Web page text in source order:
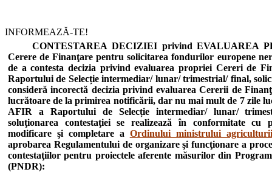
INFORMEAZĂ-TE!
CONTESTAREA DECIZIEI privind EVALUAREA
Cerere de Finanţare pentru solicitarea fondurilor europene
de a contesta decizia privind evaluarea propriei Cereri de
Raportului de Selecție intermediar/ lunar/ trimestrial/ final,
consideră incorectă decizia privind evaluarea Cererii de
lucrătoare de la primirea notificării, dar nu mai mult de 7 zile
AFIR a Raportului de Selecție intermediar/ lunar/
soluţionarea contestaţiei se realizează în conformitate cu
modificare şi completare a Ordinului ministrului
aprobarea Regulamentului de organizare şi funcţionare a
contestaţiilor pentru proiectele aferente măsurilor din
(PNDR):